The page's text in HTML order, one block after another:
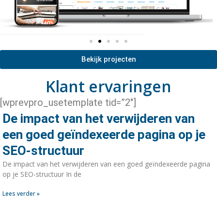
Bekijk projecten
Klant ervaringen
[wprevpro_usetemplate tid=”2″]
De impact van het verwijderen van
een goed geïndexeerde pagina op je
SEO-structuur
De impact van het verwijderen van een goed geïndexeerde pagina
op je SEO-structuur In de
Lees verder »